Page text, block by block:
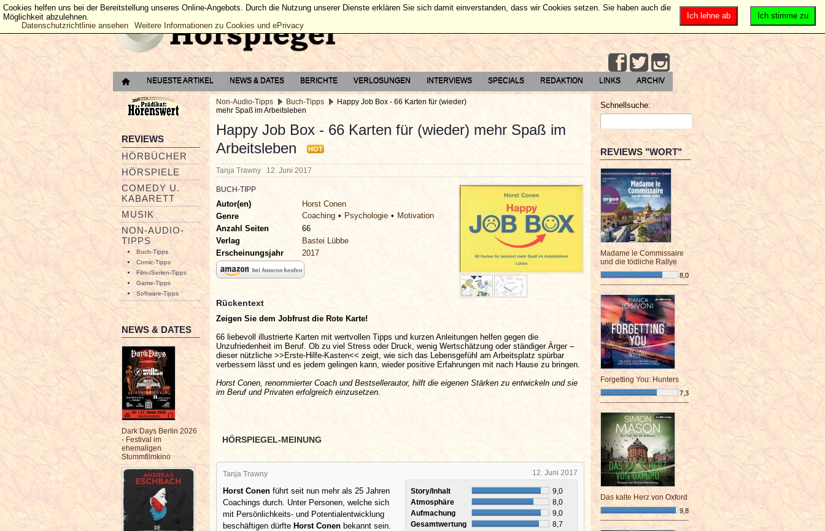
NEUESTE ARTIKEL NEWS & DATES BERICHTE VERLOSUNGEN INTERVIEWS SPECIALS REDAKTION LINKS ARCHIV
REVIEWS
HÖRBÜCHER
HÖRSPIELE
COMEDY U.
KABARETT
MUSIK
NON-AUDIO-
TIPPS
Buch-Tipps
Comic-Tipps
Film-/Serien-Tipps
Game-Tipps
Software-Tipps
NEWS & DATES
Dark Days Berlin 2026
- Festival im
ehemaligen
Stummfilmkino
Non-Audio-Tipps Buch-Tipps
Happy Job Box - 66 Karten für (wieder)
mehr Spaß im Arbeitsleben
Happy Job Box - 66 Karten für (wieder) mehr Spaß im
Arbeitsleben
HOT
Tanja Trawny 12. Juni 2017
BUCH-TIPP
Autor(en)
Horst Conen
Genre
Coaching Psychologie
Motivation
Anzahl Seiten
66
Verlag
Bastei Lübbe
Erscheinungsjahr
2017
Rückentext
Zeigen Sie dem Jobfrust die Rote Karte!
66 liebevoll illustrierte Karten mit wertvollen Tipps und kurzen Anleitungen helfen gegen die
Unzufriedenheit im Beruf. Ob zu viel Stress oder Druck, wenig Wertschätzung oder ständiger Ärger –
dieser nützliche >>Erste-Hilfe-Kasten<< zeigt, wie sich das Lebensgefühl am Arbeitsplatz spürbar
verbessern lässt und es jedem gelingen kann, wieder positive Erfahrungen mit nach Hause zu bringen.
Horst Conen, renommierter Coach und Bestsellerautor, hilft die eigenen Stärken zu entwickeln und sie
im Beruf und Privaten erfolgreich einzusetzen.
HÖRSPIEGEL-MEINUNG
12. Juni 2017
Tanja Trawny
Story/Inhalt
9,0
Atmosphäre
8,0
Aufmachung
9,0
Gesamtwertung
8,7
Horst Conen führt seit nun mehr als 25 Jahren
Coachings durch. Unter Personen, welche sich
mit Persönlichkeits- und Potentialentwicklung
beschäftigen dürfte Horst Conen bekannt sein.
Schnellsuche:
REVIEWS "WORT"
Madame le Commissaire
und die tödliche Rallye
8,0
¯¯¯¯¯¯¯¯¯¯¯¯¯¯¯¯¯¯¯¯¯¯¯¯
Forgetting You: Hunters
7,3
¯¯¯¯¯¯¯¯¯¯¯¯¯¯¯¯¯¯¯¯¯¯¯¯
Das kalte Herz von Oxford
9,8
¯¯¯¯¯¯¯¯¯¯¯¯¯¯¯¯¯¯¯¯¯¯¯¯
Ich stimme zu
Ich lehne ab
Cookies helfen uns bei der Bereitstellung unseres Online-Angebots. Durch die Nutzung unserer Dienste erklären Sie sich damit einverstanden, dass wir Cookies setzen. Sie haben auch die
Möglichkeit abzulehnen.
Datenschutzrichtlinie ansehen
Weitere Informationen zu Cookies und ePrivacy